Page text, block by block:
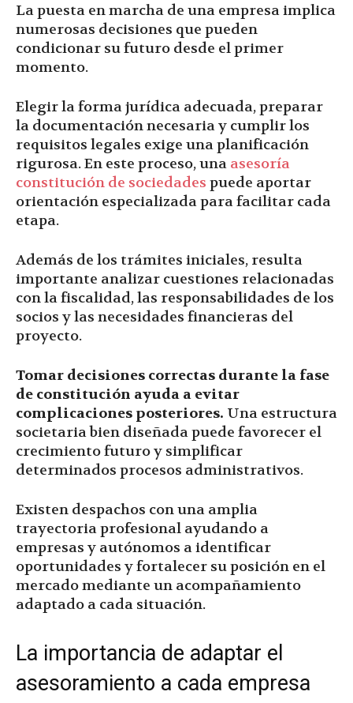
La puesta en marcha de una empresa implica
numerosas decisiones que pueden
condicionar su futuro desde el primer
momento.
Elegir la forma jurídica adecuada, preparar
la documentación necesaria y cumplir los
requisitos legales exige una planificación
rigurosa. En este proceso, una asesoría
constitución de sociedades puede aportar
orientación especializada para facilitar cada
etapa.
Además de los trámites iniciales, resulta
importante analizar cuestiones relacionadas
con la fiscalidad, las responsabilidades de los
socios y las necesidades financieras del
proyecto.
Tomar decisiones correctas durante la fase
de constitución ayuda a evitar
complicaciones posteriores. Una estructura
societaria bien diseñada puede favorecer el
crecimiento futuro y simplificar
determinados procesos administrativos.
Existen despachos con una amplia
trayectoria profesional ayudando a
empresas y autónomos a identificar
oportunidades y fortalecer su posición en el
mercado mediante un acompañamiento
adaptado a cada situación.
La importancia de adaptar el
asesoramiento a cada empresa